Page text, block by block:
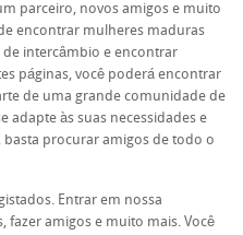
parceiro, novos amigos e muito
encontrar mulheres maduras
intercâmbio e encontrar
páginas, você poderá encontrar
de uma grande comunidade de
adapte às suas necessidades e
basta procurar amigos de todo o
Entrar em nossa
fazer amigos e muito mais. Você